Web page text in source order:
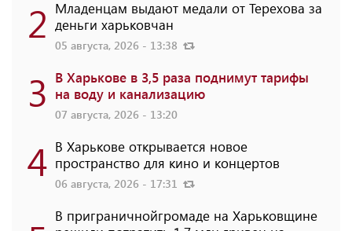
2 Младенцам выдают медали от Терехова за
деньги харьковчан
05 августа, 2026 - 13:38
3 В Харькове в 3,5 раза поднимут тарифы
на воду и канализацию
07 августа, 2026 - 13:20
4 В Харькове открывается новое
пространство для кино и концертов
06 августа, 2026 - 17:31
В приграничнойгромаде на Харьковщине